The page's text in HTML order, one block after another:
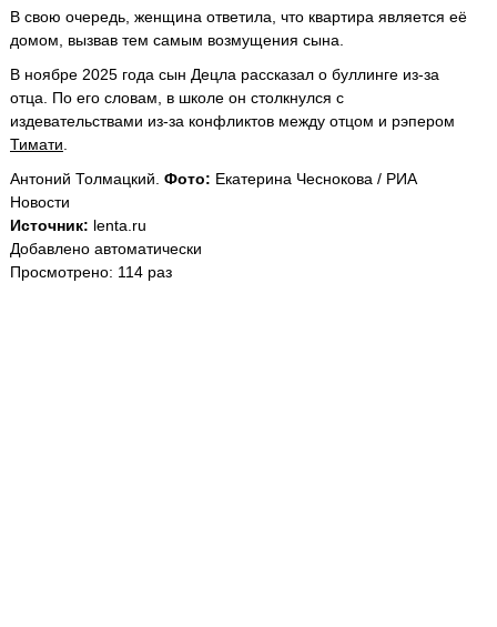
В свою очередь, женщина ответила, что квартира является её
домом, вызвав тем самым возмущения сына.
В ноябре 2025 года сын Децла рассказал о буллинге из-за
отца. По его словам, в школе он столкнулся с
издевательствами из-за конфликтов между отцом и рэпером
Тимати
Антоний Толмацкий. Фото: Екатерина Чеснокова / РИА
Новости
Источник: lenta.ru
Добавлено автоматически
Просмотрено: 114 раз